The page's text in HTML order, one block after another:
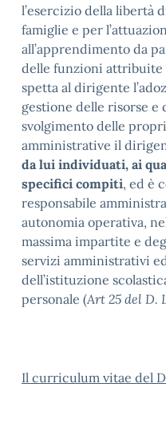
l’esercizio della libertà
famiglie e per
all’apprendimento da
delle funzioni attribuite
spetta al dirigente
gestione delle risorse e
svolgimento delle
amministrative il
da lui individuati, ai
specifici compiti, ed è
responsabile
autonomia operativa,
massima impartite e
servizi amministrativi
dell’istituzione
personale (Art 25 del D.
Il curriculum vitae del